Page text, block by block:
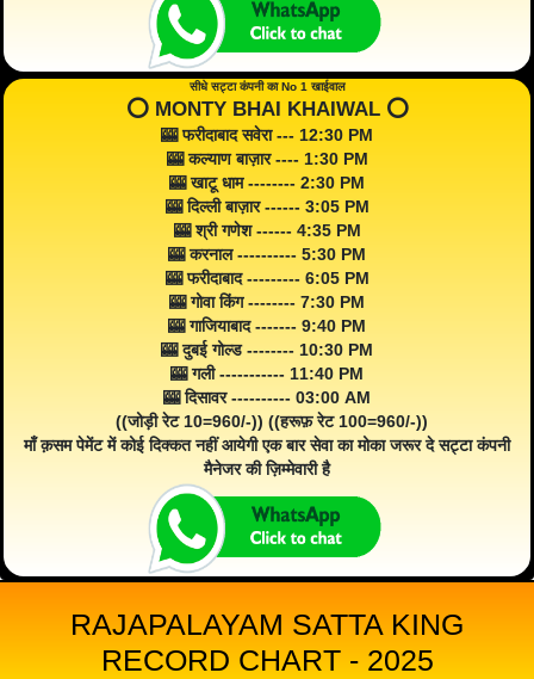
सीधे सट्टा कंपनी का No 1 खाईवाल
⭕️ MONTY BHAI KHAIWAL ⭕️
🎰 फरीदाबाद सवेरा --- 12:30 PM
🎰 कल्याण बाज़ार ---- 1:30 PM
🎰 खाटू धाम -------- 2:30 PM
🎰 दिल्ली बाज़ार ------ 3:05 PM
🎰 श्री गणेश ------ 4:35 PM
🎰 करनाल ---------- 5:30 PM
🎰 फरीदाबाद --------- 6:05 PM
🎰 गोवा किंग -------- 7:30 PM
🎰 गाजियाबाद ------- 9:40 PM
🎰 दुबई गोल्ड -------- 10:30 PM
🎰 गली ----------- 11:40 PM
🎰 दिसावर ---------- 03:00 AM
((जोड़ी रेट 10=960/-)) ((हरूफ़ रेट 100=960/-))
माँ क़सम पेमेंट में कोई दिक्कत नहीं आयेगी एक बार सेवा का मोका जरूर दे सट्टा कंपनी
मैनेजर की ज़िम्मेवारी है
RAJAPALAYAM SATTA KING
RECORD CHART - 2025